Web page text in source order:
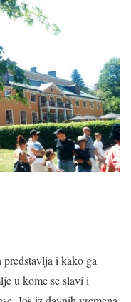
predstavlja i kako ga
u kome se slavi i